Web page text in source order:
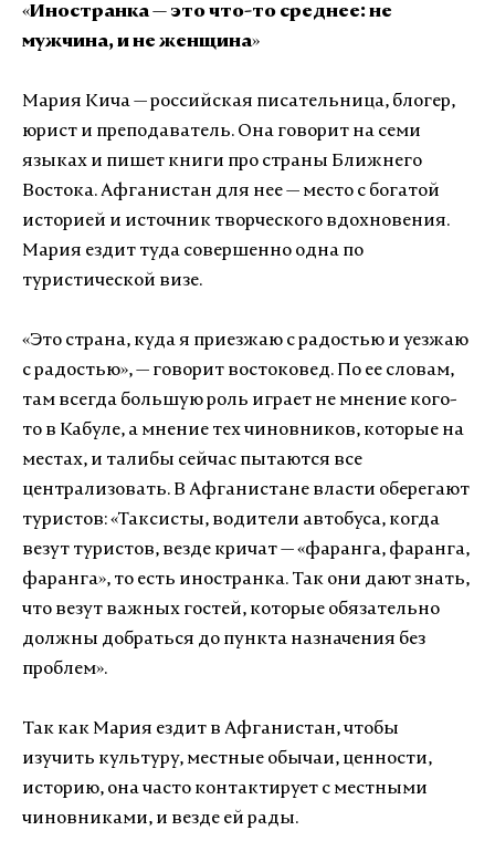
«Иностранка — это что-то среднее: не
мужчина, и не женщина»
Мария Кича — российская писательница, блогер,
юрист и преподаватель. Она говорит на семи
языках и пишет книги про страны Ближнего
Востока. Афганистан для нее — место с богатой
историей и источник творческого вдохновения.
Мария ездит туда совершенно одна по
туристической визе.
«Это страна, куда я приезжаю с радостью и уезжаю
с радостью», — говорит востоковед. По ее словам,
там всегда большую роль играет не мнение кого-
то в Кабуле, а мнение тех чиновников, которые на
местах, и талибы сейчас пытаются все
централизовать. В Афганистане власти оберегают
туристов:«Таксисты, водители автобуса, когда
везут туристов, везде кричат —«фаранга, фаранга,
фаранга», то есть иностранка. Так они дают знать,
что везут важных гостей, которые обязательно
должны добраться до пункта назначения без
проблем».
Так как Мария ездит в Афганистан, чтобы
изучить культуру, местные обычаи, ценности,
историю, она часто контактирует с местными
чиновниками, и везде ей рады.